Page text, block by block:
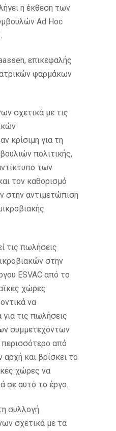
η έκθεση των
Ad Hoc
επικεφαλής
φαρμάκων
σχετικά με τις
κρίσιμη για τη
πολιτικής,
των
τον καθορισμό
στην αντιμετώπιση
τις πωλήσεις
στην
ESVAC από το
χώρες
να
τις πωλήσεις
συμμετεχόντων
από
και βρίσκει το
χώρες να
σε αυτό το έργο.
συλλογή
σχετικά με τα